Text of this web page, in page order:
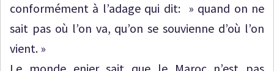
conformément à l’adage qui dit: » quand on ne
sait pas où l’on va, qu’on se souvienne d’où l’on
vient. »